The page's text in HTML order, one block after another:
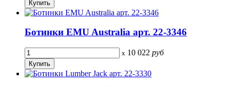
Ботинки EMU Australia арт. 22-3346
x 10 022 руб